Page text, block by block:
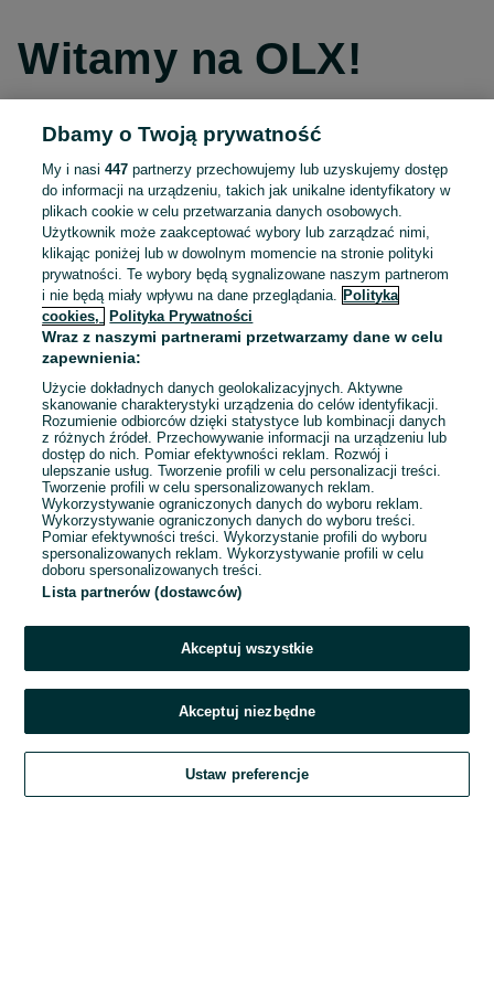
Witamy na OLX!
Kontynuuj przez Facebooka
Kontynuuj przez konto Apple
Kontynuuj przez konto Google
LUB
E-mail
Hasło
Zaloguj się
Kontynuując za pośrednictwem jednego z dostawców wskazanych powyżej,
OLX.pl w jego aktualnym brzmieniu.
Dbamy o Twoją prywatność
My i nasi447 partnerzy przechowujemy lub uzyskujemy dostęp
do informacji na urządzeniu, takich jak unikalne identyfikatory w
plikach cookie w celu przetwarzania danych osobowych.
Użytkownik może zaakceptować wybory lub zarządzać nimi,
klikając poniżej lub w dowolnym momencie na stronie polityki
prywatności. Te wybory będą sygnalizowane naszym partnerom
i nie będą miały wpływu na dane przeglądania.
Polityka
cookies,
Polityka Prywatności
Wraz z naszymi partnerami przetwarzamy dane w celu
zapewnienia:
Użycie dokładnych danych geolokalizacyjnych. Aktywne
skanowanie charakterystyki urządzenia do celów identyfikacji.
Rozumienie odbiorców dzięki statystyce lub kombinacji danych
z różnych źródeł. Przechowywanie informacji na urządzeniu lub
dostęp do nich. Pomiar efektywności reklam. Rozwój i
ulepszanie usług. Tworzenie profili w celu personalizacji treści.
Tworzenie profili w celu spersonalizowanych reklam.
Wykorzystywanie ograniczonych danych do wyboru reklam.
Wykorzystywanie ograniczonych danych do wyboru treści.
Pomiar efektywności treści. Wykorzystanie profili do wyboru
spersonalizowanych reklam. Wykorzystywanie profili w celu
doboru spersonalizowanych treści.
Lista partnerów (dostawców)
Akceptuj wszystkie
Akceptuj niezbędne
Ustaw preferencje